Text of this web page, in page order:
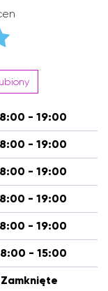
- 19:00
- 19:00
- 19:00
- 19:00
- 19:00
- 15:00
Zamknięte